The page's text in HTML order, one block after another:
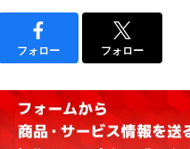
フォロー フォロー